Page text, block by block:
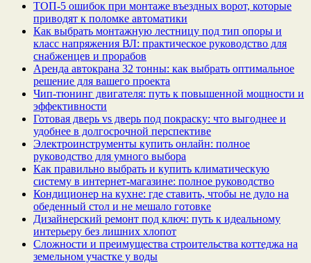
ТОП-5 ошибок при монтаже въездных ворот, которые
приводят к поломке автоматики
Как выбрать монтажную лестницу под тип опоры и
класс напряжения ВЛ: практическое руководство для
снабженцев и прорабов
Аренда автокрана 32 тонны: как выбрать оптимальное
решение для вашего проекта
Чип‑тюнинг двигателя: путь к повышенной мощности и
эффективности
Готовая дверь vs дверь под покраску: что выгоднее и
удобнее в долгосрочной перспективе
Электроинструменты купить онлайн: полное
руководство для умного выбора
Как правильно выбрать и купить климатическую
систему в интернет‑магазине: полное руководство
Кондиционер на кухне: где ставить, чтобы не дуло на
обеденный стол и не мешало готовке
Дизайнерский ремонт под ключ: путь к идеальному
интерьеру без лишних хлопот
Сложности и преимущества строительства коттеджа на
земельном участке у воды